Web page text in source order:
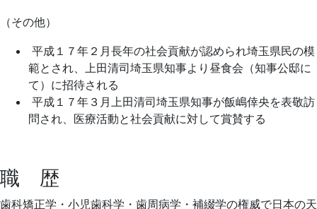
（その他）
平成１７年２月長年の社会貢献が認められ埼玉県民の模
範とされ、上田清司埼玉県知事より昼食会（知事公邸に
て）に招待される
平成１７年３月上田清司埼玉県知事が飯嶋倖央を表敬訪
問され、医療活動と社会貢献に対して賞賛する
職 歴
歯科矯正学・小児歯科学・歯周病学・補綴学の権威で日本の天